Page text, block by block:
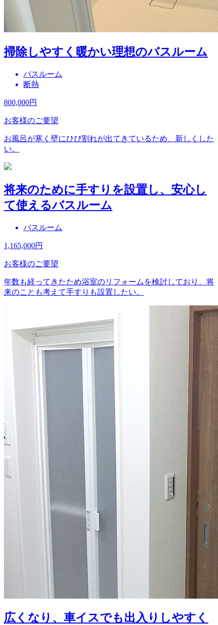
掃除しやすく暖かい理想のバスルーム
バスルーム
断熱
800,000円
お客様のご要望
お風呂が寒く壁にひび割れが出てきているため、新しくした
い。
将来のために手すりを設置し、安心し
て使えるバスルーム
バスルーム
1,165,000円
お客様のご要望
年数も経ってきたため浴室のリフォームを検討しており、将
来のことも考えて手すりも設置したい。
広くなり、車イスでも出入りしやすく